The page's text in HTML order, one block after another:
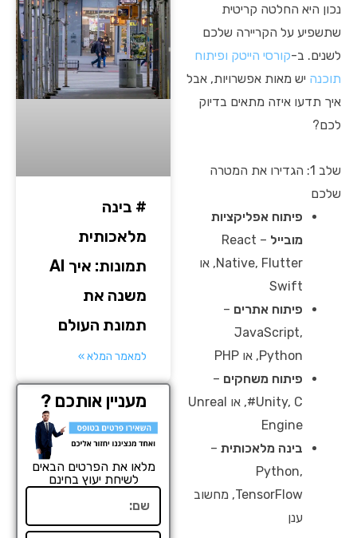
נכון היא החלטה קריטית
שתשפיע על הקריירה שלכם
לשנים. ב-קורסי הייטק ופיתוח
תוכנה יש מאות אפשרויות, אבל
איך תדעו איזה מתאים בדיוק
לכם?
שלב 1: הגדירו את המטרה
שלכם
פיתוח אפליקציות
מובייל
– React
Native, Flutter, או
Swift
פיתוח אתרים –
JavaScript,
Python, או PHP
פיתוח משחקים –
Unity, C#, או Unreal
Engine
בינה מלאכותית –
Python,
TensorFlow, מחשוב
ענן
# בינה
מלאכותית
תמונות: איך AI
משנה את
תמונת העולם
למאמר המלא »
מעניין אותכם ?
מלאו את הפרטים הבאים
לשיחת יעוץ בחינם